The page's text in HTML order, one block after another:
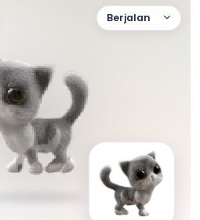
Berjalan